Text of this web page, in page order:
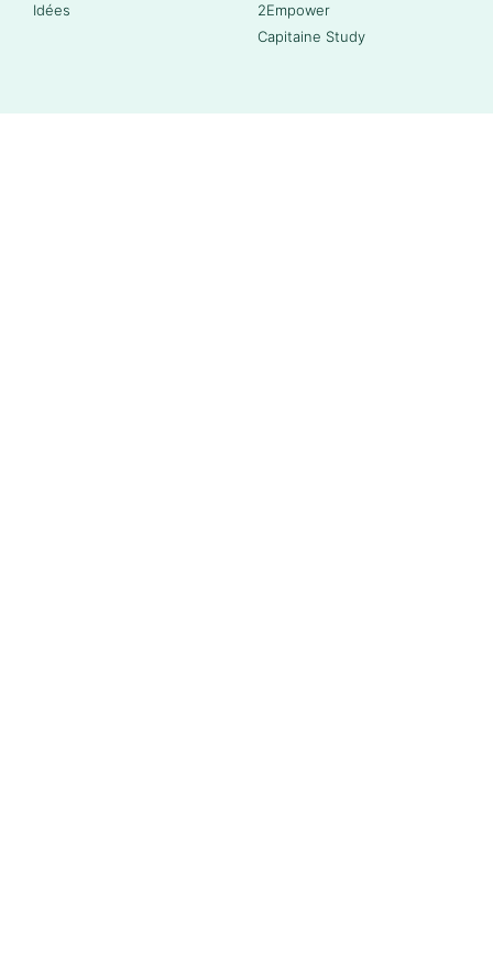
Idées
2Empower
Capitaine Study